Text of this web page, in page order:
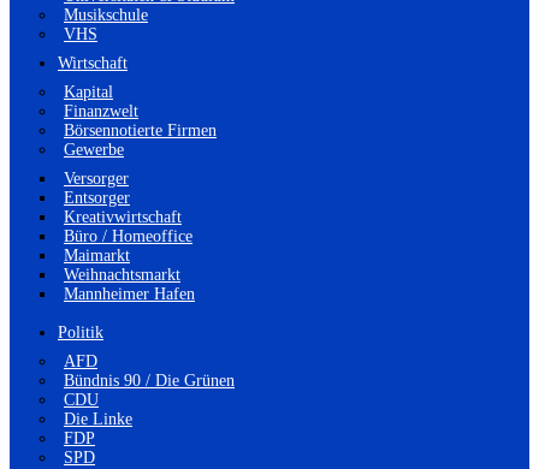
Musikschule
VHS
Wirtschaft
Kapital
Finanzwelt
Börsennotierte Firmen
Gewerbe
Versorger
Entsorger
Kreativwirtschaft
Büro / Homeoffice
Maimarkt
Weihnachtsmarkt
Mannheimer Hafen
Politik
AFD
Bündnis 90 / Die Grünen
CDU
Die Linke
FDP
SPD